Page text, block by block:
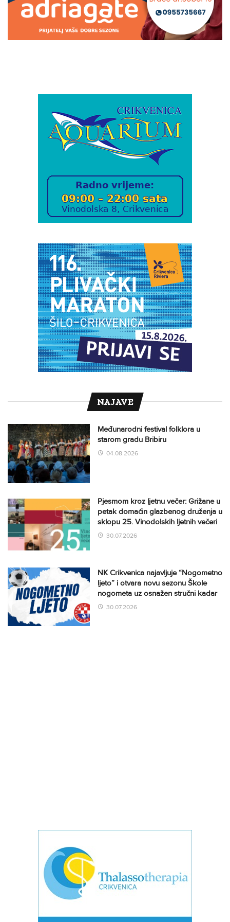
NAJAVE
Međunarodni festival folklora u
starom gradu Bribiru
04.08.2026
Pjesmom kroz ljetnu večer: Grižane u
petak domaćin glazbenog druženja u
sklopu 25. Vinodolskih ljetnih večeri
30.07.2026
NK Crikvenica najavljuje “Nogometno
ljeto” i otvara novu sezonu Škole
nogometa uz osnažen stručni kadar
30.07.2026